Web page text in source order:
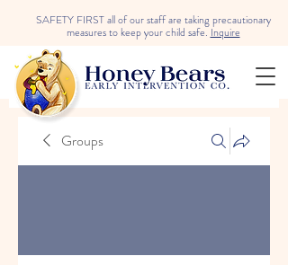
SAFETY FIRST all of our staff are taking precautionary
measures to keep your child safe.Inquire
Groups